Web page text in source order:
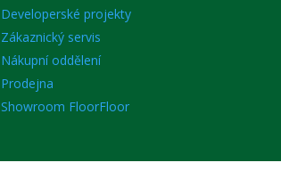
Developerské projekty
Zákaznický servis
Nákupní oddělení
Prodejna
Showroom FloorFloor